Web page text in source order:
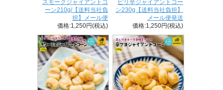
スモークジャイアントコ
ーン210g/【送料当社負
担】メール便
価格:1,250円(税込)
ピリ辛ジャイアントコー
ン230g【送料当社負担】
メール便発送
価格:1,250円(税込)